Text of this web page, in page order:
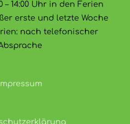
– 14:00 Uhr in den Ferien
erste und letzte Woche
nach telefonischer
Impressum